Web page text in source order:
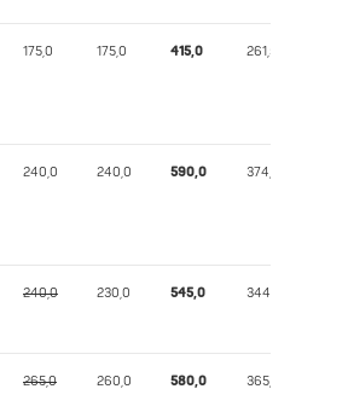
175,0 175,0 415,0 261,57
240,0 240,0 590,0 374,36
240,0 230,0 545,0 344,60
265,0 260,0 580,0 365,46